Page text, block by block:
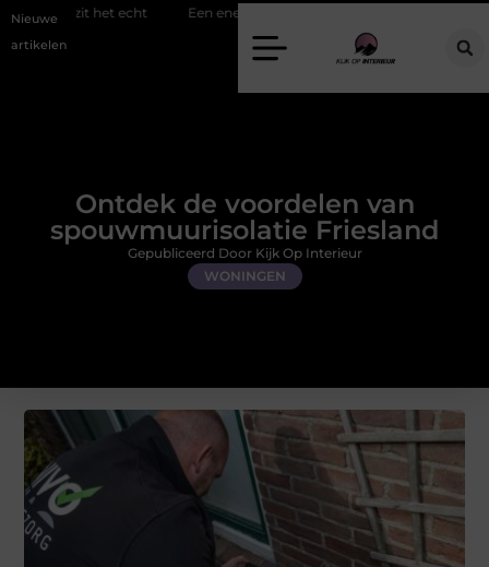
Nieuwe
artikelen
Een energiezuinige hanglamp kopen in Gelderland
Ontdek de voordelen van
spouwmuurisolatie Friesland
WONINGEN
Gepubliceerd Door Kijk Op Interieur